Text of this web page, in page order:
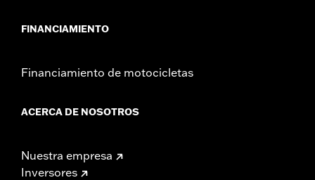
FINANCIAMIENTO
Financiamiento de motocicletas
ACERCA DE NOSOTROS
Nuestra empresa
Inversores